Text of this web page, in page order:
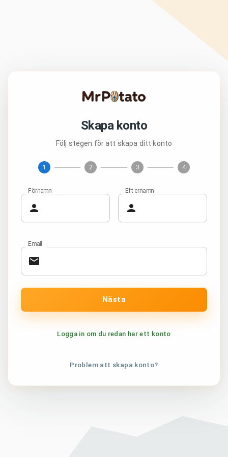
Skapa konto
Följ stegen för att skapa ditt konto
1 2 3 4
Förnamn Efternamn
Email
Nästa
Logga in om du redan har ett konto
Problem att skapa konto?